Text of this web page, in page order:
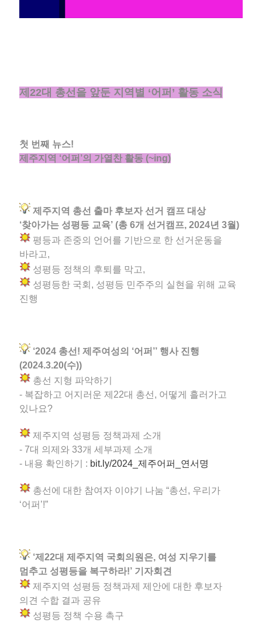
제22대 총선을 앞둔 지역별 ‘어퍼’ 활동 소식
첫 번째 뉴스!
제주지역 ‘어퍼’의 가열찬 활동 (~ing)
제주지역 총선 출마 후보자 선거 캠프 대상
‘찾아가는 성평등 교육’ (총 6개 선거캠프, 2024년 3월)
평등과 존중의 언어를 기반으로 한 선거운동을
바라고,
성평등 정책의 후퇴를 막고,
성평등한 국회, 성평등 민주주의 실현을 위해 교육
진행
‘2024 총선! 제주여성의 ‘어퍼’’ 행사 진행
(2024.3.20(수))
총선 지형 파악하기
- 복잡하고 어지러운 제22대 총선, 어떻게 흘러가고
있나요?
제주지역 성평등 정책과제 소개
- 7대 의제와 33개 세부과제 소개
- 내용 확인하기 : bit.ly/2024_제주어퍼_연서명
총선에 대한 참여자 이야기 나눔 “총선, 우리가
‘어퍼’!”
‘제22대 제주지역 국회의원은, 여성 지우기를
멈추고 성평등을 복구하라!’ 기자회견
제주지역 성평등 정책과제 제안에 대한 후보자
의견 수합 결과 공유
성평등 정책 수용 촉구